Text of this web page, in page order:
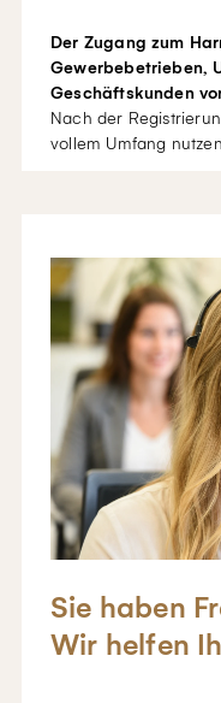
Der Zugang zum
Gewerbebetrieben,
Geschäftskunden
Nach der
vollem Umfang
Sie haben
Wir helfen